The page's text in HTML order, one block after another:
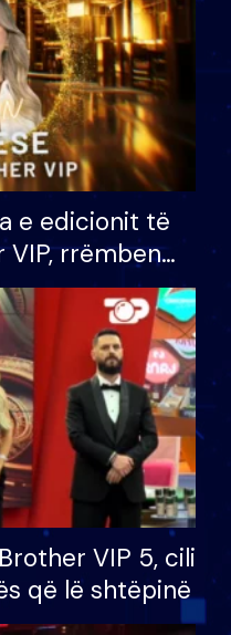
e edicionit të
rrëmben
mijë eurosh
VIP 5, cili
që lë shtëpinë